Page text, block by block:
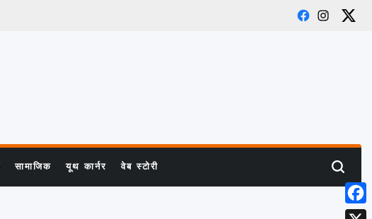
Facebook
Instagram
X
सामाजिक यूथ कार्नर वेब स्टोरी Search